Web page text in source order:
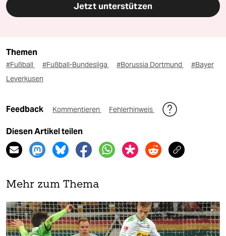
Jetzt unterstützen
Themen
#Fußball #Fußball-Bundesliga #Borussia Dortmund
#Bayer
Leverkusen
Feedback Kommentieren Fehlerhinweis
Diesen Artikel teilen
Mehr zum Thema